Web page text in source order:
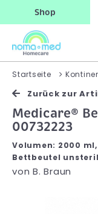
Shop
Startseite
Zurück zur
Medicare®
00732223
Volumen: 2000
Bettbeutel unsteril
von B. Braun